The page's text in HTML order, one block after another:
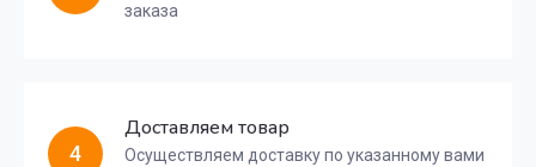
заказа
4
Доставляем товар
Осуществляем доставку по указанному вами